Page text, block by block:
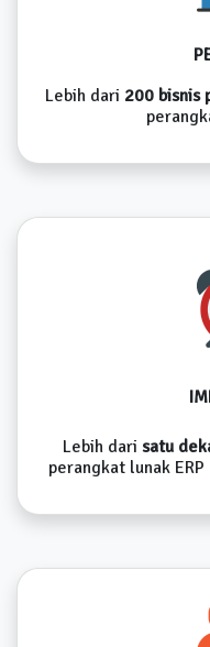
Lebih dari 200 bisnis
Lebih dari satu
perangkat lunak